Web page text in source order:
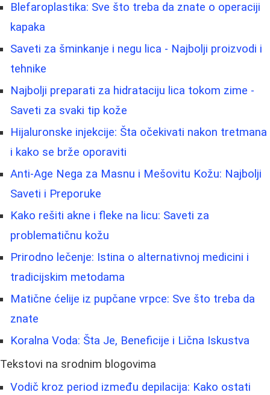
Blefaroplastika: Sve što treba da znate o operaciji
kapaka
Saveti za šminkanje i negu lica - Najbolji proizvodi i
tehnike
Najbolji preparati za hidrataciju lica tokom zime -
Saveti za svaki tip kože
Hijaluronske injekcije: Šta očekivati nakon tretmana
i kako se brže oporaviti
Anti-Age Nega za Masnu i Mešovitu Kožu: Najbolji
Saveti i Preporuke
Kako rešiti akne i fleke na licu: Saveti za
problematičnu kožu
Prirodno lečenje: Istina o alternativnoj medicini i
tradicijskim metodama
Matične ćelije iz pupčane vrpce: Sve što treba da
znate
Koralna Voda: Šta Je, Beneficije i Lična Iskustva
Tekstovi na srodnim blogovima
Vodič kroz period između depilacija: Kako ostati